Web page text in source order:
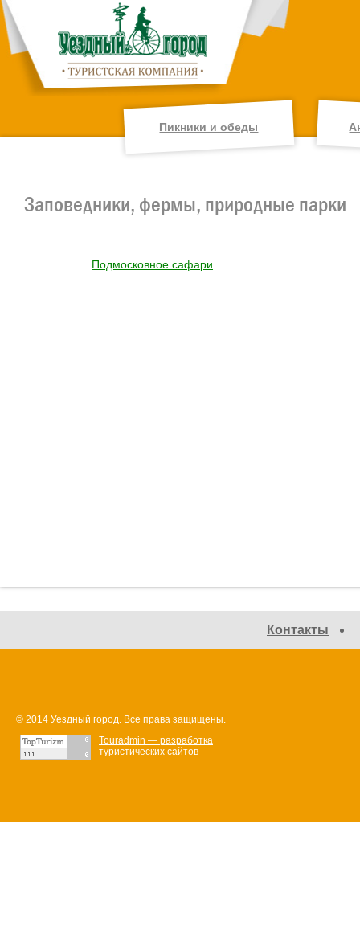
Пикники и обеды
Заповедники, фермы, природные парки
Подмосковное сафари
Контакты
© 2014 Уездный город. Все права защищены.
Touradmin — разработка
туристических сайтов